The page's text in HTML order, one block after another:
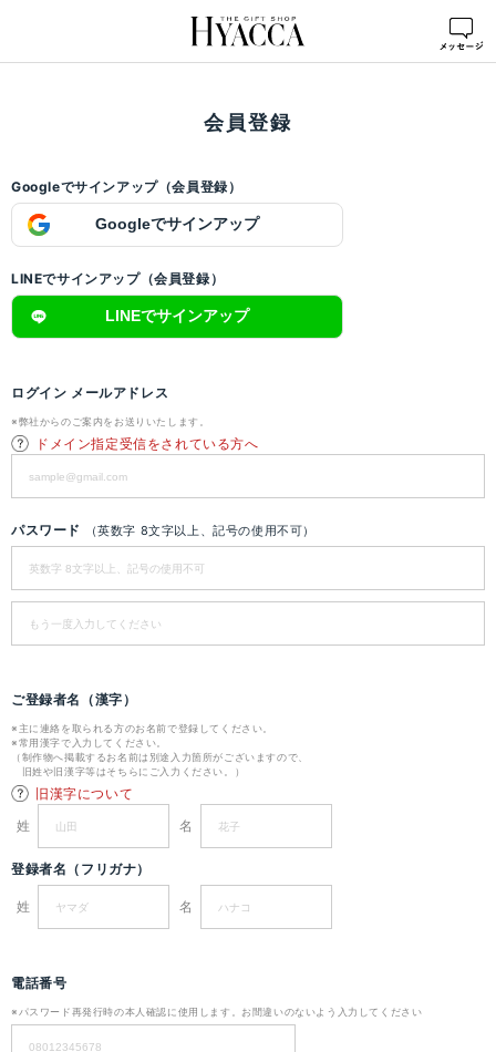
会員登録
会員登録
Googleでサインアップ（会員登録）
Googleでサインアップ
LINEでサインアップ（会員登録）
LINEでサインアップ
ログイン メールアドレス
※弊社からのご案内をお送りいたします。
ドメイン指定受信をされている方へ
パスワード （英数字 8文字以上、記号の使用不可）
ご登録者名（漢字）
※主に連絡を取られる方のお名前で登録してください。
※常用漢字で入力してください。
（制作物へ掲載するお名前は別途入力箇所がございますので、
旧姓や旧漢字等はそちらにご入力ください。）
旧漢字について
姓
名
登録者名（フリガナ）
姓 名
電話番号
※パスワード再発行時の本人確認に使用します。お間違いのないよう入力してください